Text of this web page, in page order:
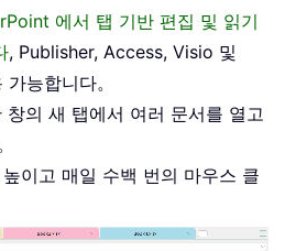
에서 탭 기반 편집 및 읽기
, Publisher, Access, Visio 및
능합니다。
의 새 탭에서 여러 문서를 열고
이고 매일 수백 번의 마우스 클